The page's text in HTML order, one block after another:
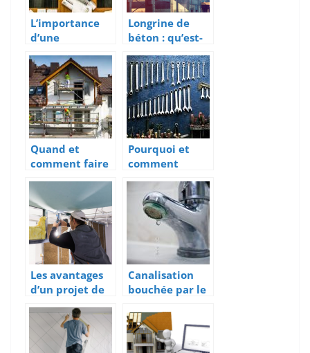
L’importance
d’une
maquette
avant la
realisation de
tout projet
immobilier
Longrine de
béton : qu’est-
ce que c’est ?
Quand et
comment faire
un ravalement
de facade de
maison?
Pourquoi et
comment
choisir un
etabli de
mecanicien ?
Les avantages
d’un projet de
renovation
globale
Canalisation
bouchée par le
faire ?